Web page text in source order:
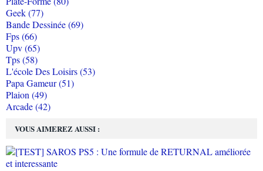
VOUS AIMEREZ AUSSI :
Geek (77)
Bande Dessinée (69)
Fps (66)
Upv (65)
Tps (58)
L'école Des Loisirs (53)
Papa Gameur (51)
Plaion (49)
Arcade (42)